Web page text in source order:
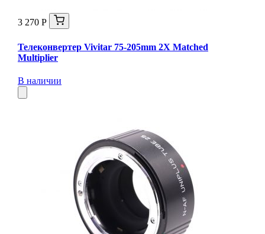
3 270 Р
Телеконвертер Vivitar 75-205mm 2X Matched
Multiplier
В наличии